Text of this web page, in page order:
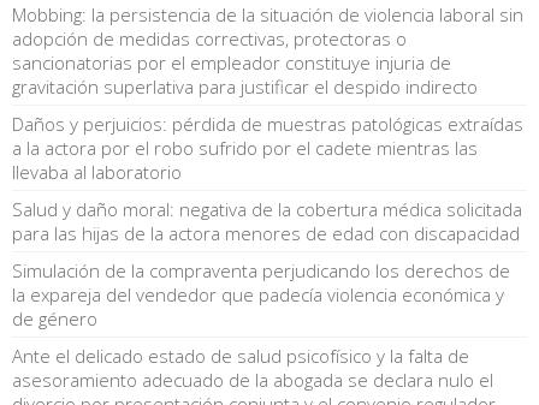
Mobbing: la persistencia de la situación de violencia laboral sin
adopción de medidas correctivas, protectoras o
sancionatorias por el empleador constituye injuria de
gravitación superlativa para justificar el despido indirecto
Daños y perjuicios: pérdida de muestras patológicas extraídas
a la actora por el robo sufrido por el cadete mientras las
llevaba al laboratorio
Salud y daño moral: negativa de la cobertura médica solicitada
para las hijas de la actora menores de edad con discapacidad
Simulación de la compraventa perjudicando los derechos de
la expareja del vendedor que padecía violencia económica y
de género
Ante el delicado estado de salud psicofísico y la falta de
asesoramiento adecuado de la abogada se declara nulo el